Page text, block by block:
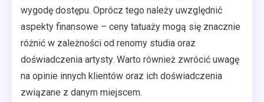
wygodę dostępu. Oprócz tego należy uwzględnić
aspekty finansowe – ceny tatuaży mogą się znacznie
różnić w zależności od renomy studia oraz
doświadczenia artysty. Warto również zwrócić uwagę
na opinie innych klientów oraz ich doświadczenia
związane z danym miejscem.